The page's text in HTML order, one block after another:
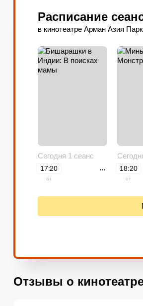
Расписание
в кинотеатре Арман Азия Парк
Сегодня 1 сеанс
17:20
от
... 18:20
от
Отзывы о